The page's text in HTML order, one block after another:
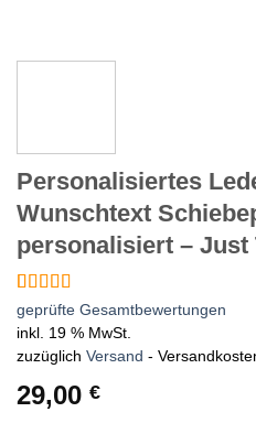
Personalisiertes
Wunschtext
personalisiert – Just
Bewertet
mit 5von 5,
basierend
auf
3
geprüfte Gesamtbewertungen
inkl. 19 % MwSt.
zuzüglich Versand -
29,00 €